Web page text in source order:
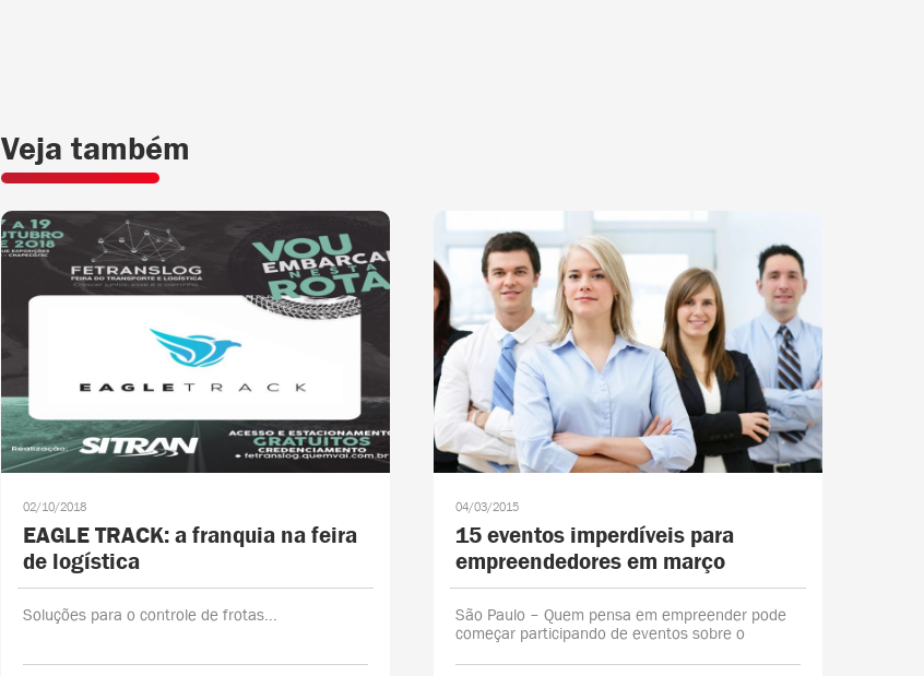
Veja também
EAGLE TRACK: a franquia na feira
de logística
02/10/2018
Soluções para o controle de frotas...
15 eventos imperdíveis para
empreendedores em março
04/03/2015
São Paulo – Quem pensa em empreender pode
começar participando de eventos sobre o
networking e se aprofundar em determinado